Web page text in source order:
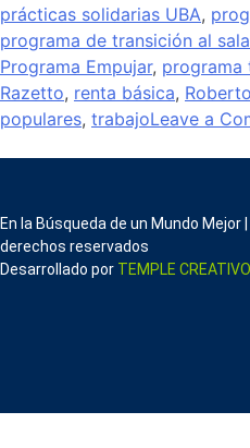
prácticas solidarias UBA,
programa de transición al
Programa Empujar, programa
Razetto, renta básica,
populares, trabajoLeave a
En la Búsqueda de un Mundo
derechos reservados
Desarrollado por TEMPLE CREATIVO